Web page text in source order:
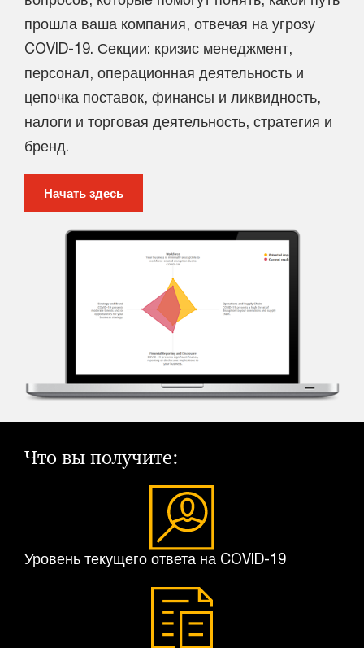
прошла ваша компания, отвечая на угрозу
COVID-19. Секции: кризис менеджмент,
персонал, операционная деятельность и
цепочка поставок, финансы и ликвидность,
налоги и торговая деятельность, стратегия и
бренд.
Начать здесь
Что вы получите:
Уровень текущего ответа на COVID-19